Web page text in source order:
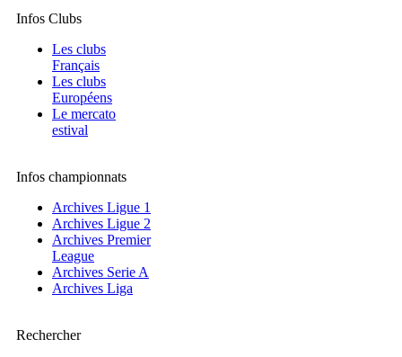
Infos Clubs
Les clubs
Français
Les clubs
Européens
Le mercato
estival
Infos championnats
Archives Ligue 1
Archives Ligue 2
Archives Premier
League
Archives Serie A
Archives Liga
Rechercher